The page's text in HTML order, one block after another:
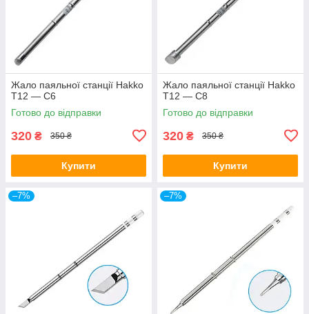
Жало паяльної станції Hakko
T12 — C6
Готово до відправки
320 ₴ 350 ₴
Купити
Жало паяльної станції Hakko
T12 — C8
Готово до відправки
320 ₴ 350 ₴
Купити
–7% –7%